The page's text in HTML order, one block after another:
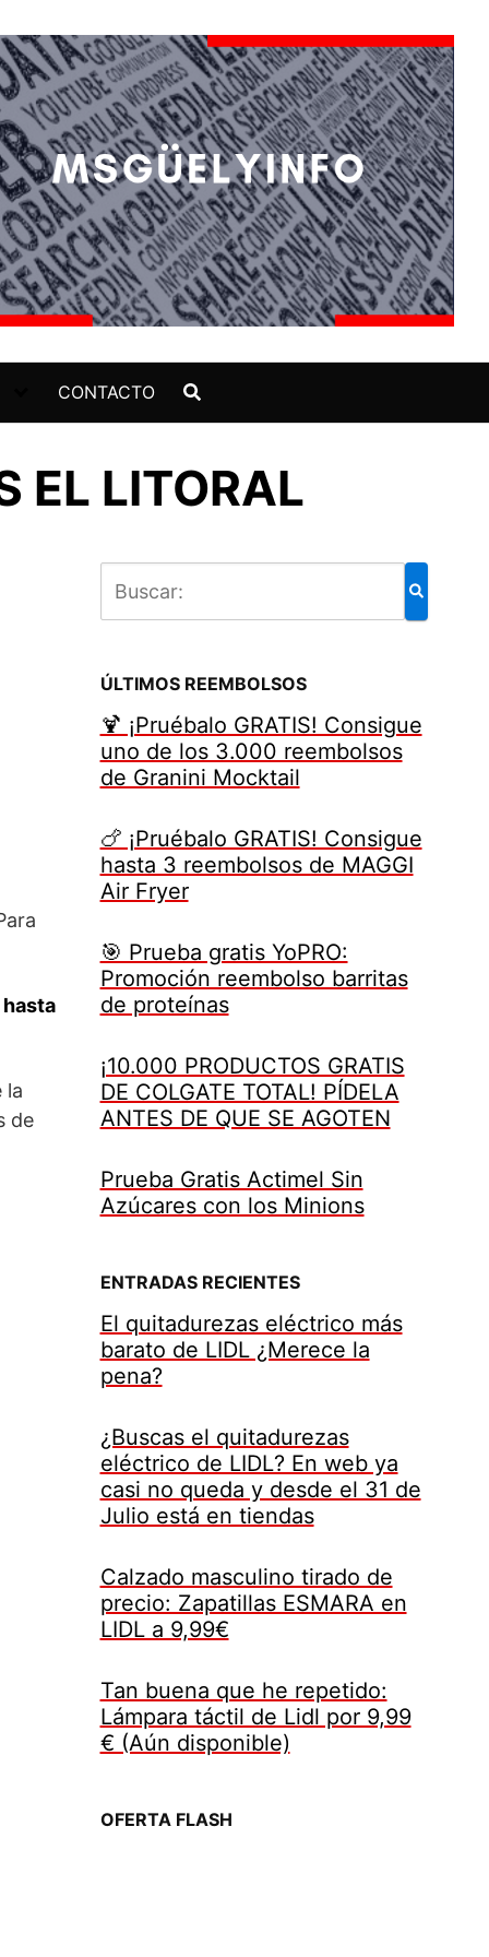
CONTACTO
EL LITORAL
la
de
ÚLTIMOS REEMBOLSOS
🍹 ¡Pruébalo GRATIS! Consigue
uno de los 3.000 reembolsos
de Granini Mocktail
🍗 ¡Pruébalo GRATIS! Consigue
hasta 3 reembolsos de MAGGI
Air Fryer
🎯 Prueba gratis YoPRO:
Promoción reembolso barritas
de proteínas
¡10.000 PRODUCTOS GRATIS
DE COLGATE TOTAL! PÍDELA
ANTES DE QUE SE AGOTEN
Prueba Gratis Actimel Sin
Azúcares con los Minions
ENTRADAS RECIENTES
El quitadurezas eléctrico más
barato de LIDL ¿Merece la
pena?
¿Buscas el quitadurezas
eléctrico de LIDL? En web ya
casi no queda y desde el 31 de
Julio está en tiendas
Calzado masculino tirado de
precio: Zapatillas ESMARA en
LIDL a 9,99€
Tan buena que he repetido:
Lámpara táctil de Lidl por 9,99
€ (Aún disponible)
OFERTA FLASH